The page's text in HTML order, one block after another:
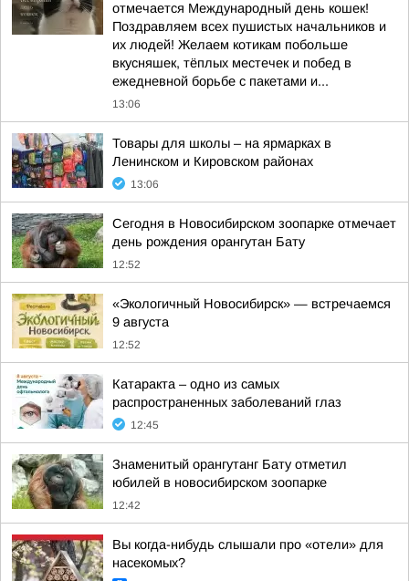
отмечается Международный день кошек!
Поздравляем всех пушистых начальников и
их людей! Желаем котикам побольше
вкусняшек, тёплых местечек и побед в
ежедневной борьбе с пакетами и...
13:06
Товары для школы – на ярмарках в
Ленинском и Кировском районах
13:06
Сегодня в Новосибирском зоопарке отмечает
день рождения орангутан Бату
12:52
«Экологичный Новосибирск» — встречаемся
9 августа
12:52
Катаракта – одно из самых
распространенных заболеваний глаз
12:45
Знаменитый орангутанг Бату отметил
юбилей в новосибирском зоопарке
12:42
Вы когда-нибудь слышали про «отели» для
насекомых?